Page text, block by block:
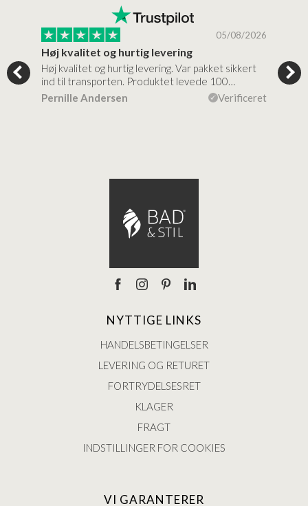
05/08/2026
Høj kvalitet og hurtig levering
Høj kvalitet og hurtig levering. Var pakket sikkert
ind til transporten. Produktet levede 100…
Pernille Andersen
Verificeret
NYTTIGE LINKS
HANDELSBETINGELSER
LEVERING OG RETURET
FORTRYDELSESRET
KLAGER
FRAGT
INDSTILLINGER FOR COOKIES
VI GARANTERER